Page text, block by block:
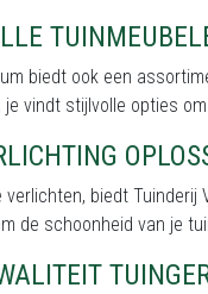
biedt ook een
je vindt stijlvolle opties
verlichten, biedt Tuinderij
de schoonheid van je